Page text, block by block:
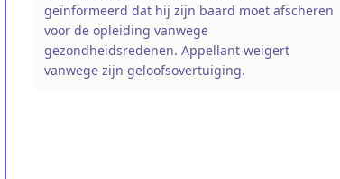
geïnformeerd dat hij zijn baard moet afscheren
voor de opleiding vanwege
gezondheidsredenen. Appellant weigert
vanwege zijn geloofsovertuiging.